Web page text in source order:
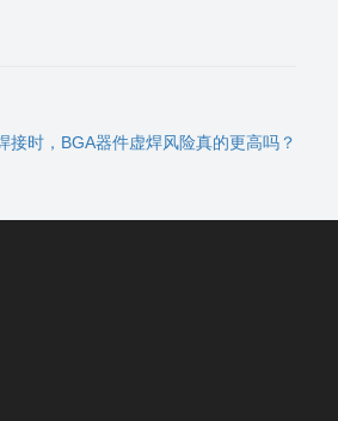
接时，BGA器件虚焊风险真的更高吗？